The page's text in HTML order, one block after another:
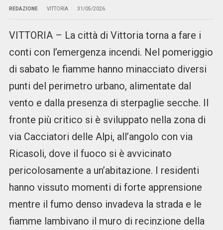
REDAZIONE VITTORIA 31/05/2026
VITTORIA – La città di Vittoria torna a fare i
conti con l’emergenza incendi. Nel pomeriggio
di sabato le fiamme hanno minacciato diversi
punti del perimetro urbano, alimentate dal
vento e dalla presenza di sterpaglie secche. Il
fronte più critico si è sviluppato nella zona di
via Cacciatori delle Alpi, all’angolo con via
Ricasoli, dove il fuoco si è avvicinato
pericolosamente a un’abitazione. I residenti
hanno vissuto momenti di forte apprensione
mentre il fumo denso invadeva la strada e le
fiamme lambivano il muro di recinzione della